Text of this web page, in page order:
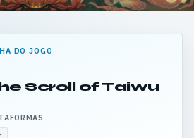
DO JOGO
Scroll of Taiwu